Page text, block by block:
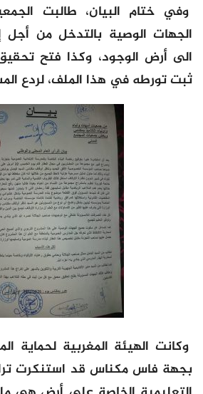
وفي ختام البيان، طالبت
الجهات الوصية بالتدخل من أجل
الى أرض الوجود، وكذا فتح
ثبت تورطه في هذا الملف، لردع
وكانت الهيئة المغربية لحماية
بجهة فاس مكناس قد استنكرت